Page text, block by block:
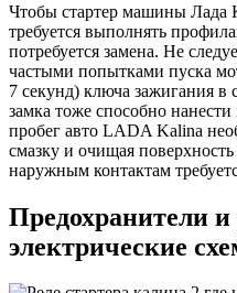
Чтобы стартер машины Лада
требуется выполнять
потребуется замена. Не
частыми попытками пуска
7 секунд) ключа зажигания
замка тоже способно
пробег авто LADA Kalina
смазку и очищая
наружным контактам
Предохранители
электрические